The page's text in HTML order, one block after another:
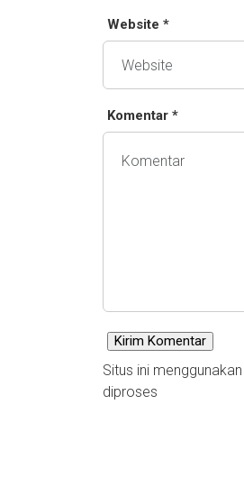
Website *
Komentar *
Situs ini
diproses